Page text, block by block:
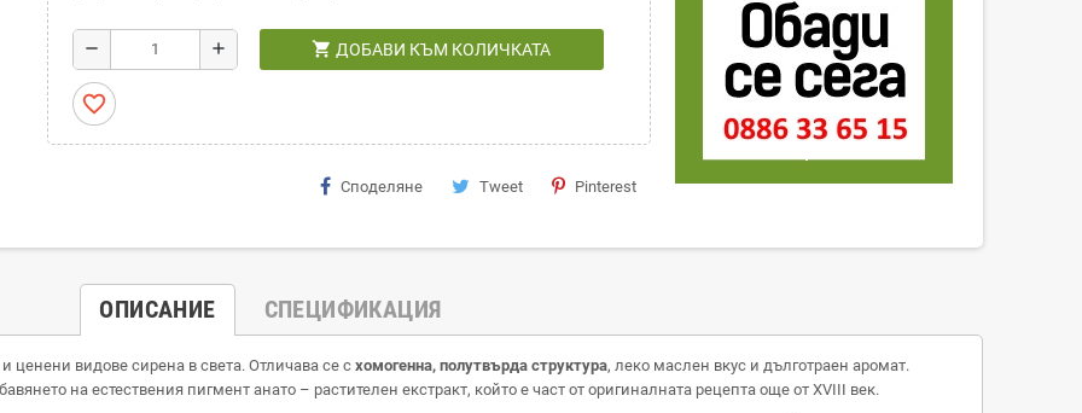
remove add shopping_cart ДОБАВИ КЪМ КОЛИЧКАТА
favorite_border
Споделяне Tweet Pinterest
ОПИСАНИЕ СПЕЦИФИКАЦИЯ
ценени видове сирена в света. Отличава се с хомогенна, полутвърда структура, леко маслен вкус и дълготраен аромат.
на естествения пигмент анато – растителен екстракт, който е част от оригиналната рецепта още от XVIII век.